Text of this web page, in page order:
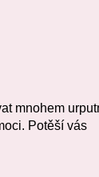
mnohem
Potěší vás